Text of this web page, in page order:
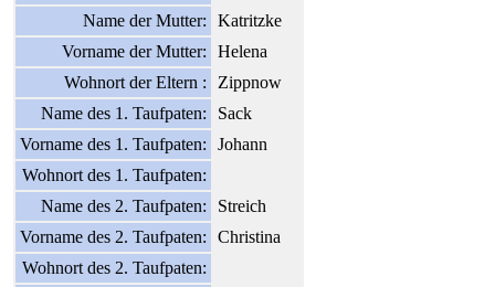
Name der Mutter:
Katritzke
Vorname der Mutter:
Helena
Wohnort der Eltern :
Zippnow
Name des 1. Taufpaten:
Sack
Vorname des 1. Taufpaten:
Johann
Wohnort des 1. Taufpaten:
Name des 2. Taufpaten:
Streich
Vorname des 2. Taufpaten:
Christina
Wohnort des 2. Taufpaten: